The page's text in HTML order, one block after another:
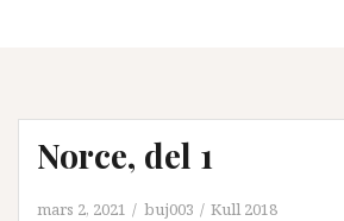
Norce, del 1
mars 2, 2021 buj003 Kull 2018